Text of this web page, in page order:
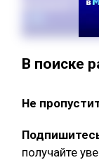
В поиске
Не
получайте